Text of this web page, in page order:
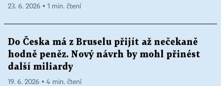
23. 6. 2026 ▪ 1 min. čtení
Do Česka má z Bruselu přijít až nečekaně
hodně peněz. Nový návrh by mohl přinést
další miliardy
19. 6. 2026 ▪ 4 min. čtení